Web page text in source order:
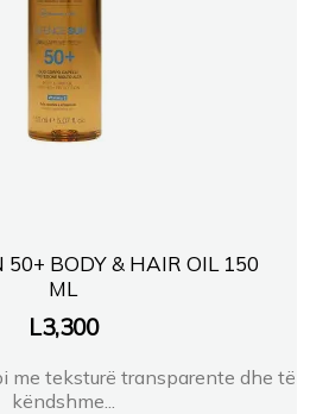
50+ BODY & HAIR OIL 150
ML
L3,300
me teksturë transparente dhe të
këndshme...